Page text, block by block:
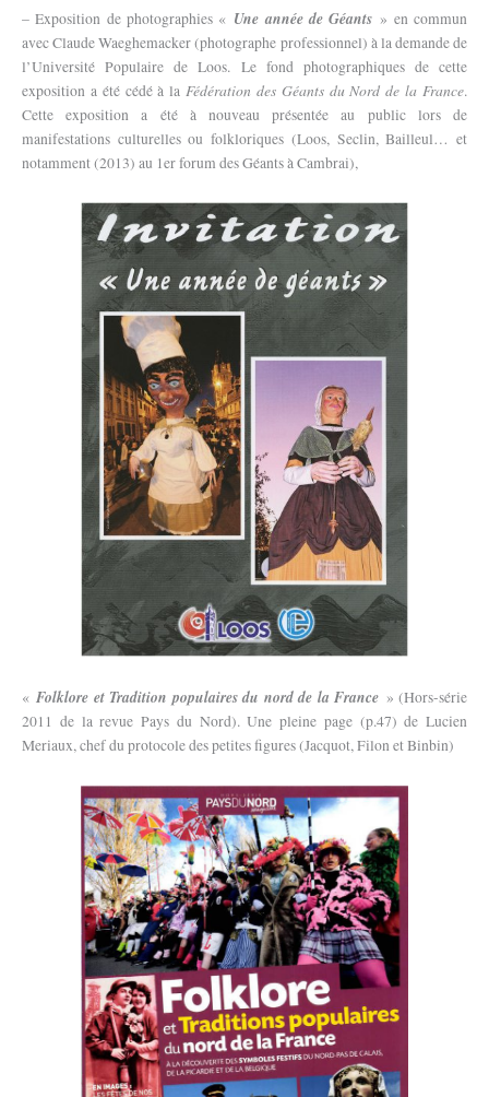
– Exposition de photographies « Une année de Géants » en commun
avec Claude Waeghemacker (photographe professionnel) à la demande de
l’Université Populaire de Loos. Le fond photographiques de cette
exposition a été cédé à la Fédération des Géants du Nord de la France.
Cette exposition a été à nouveau présentée au public lors de
manifestations culturelles ou folkloriques (Loos, Seclin, Bailleul… et
notamment (2013) au 1er forum des Géants à Cambrai),
«Folklore et Tradition populaires du nord de la France » (Hors-série
2011 de la revue Pays du Nord). Une pleine page (p.47) de Lucien
Meriaux, chef du protocole des petites figures (Jacquot, Filon et Binbin)